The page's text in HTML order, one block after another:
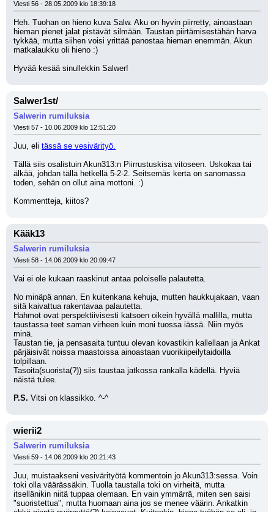
Viesti 56 - 28.05.2009 klo 18:39:18
Heh. Tuohan on hieno kuva Salw. Aku on hyvin piirretty, ainoastaan
hieman pienet jalat pistävät silmään. Taustan piirtämisestähän harva
tykkää, mutta siihen voisi yrittää panostaa hieman enemmän. Akun
matkalaukku oli hieno :)
Hyvää kesää sinullekkin Salwer!
Salwer1st/
Salwerin rumiluksia
Viesti 57 - 10.06.2009 klo 12:51:20
Juu, eli tässä se vesivärityö.
Tällä siis osalistuin Akun313:n Piirrustuskisa vitoseen. Uskokaa tai
älkää, johdan tällä hetkellä 5-2-2. Seitsemäs kerta on sanomassa
toden, sehän on ollut aina mottoni. :)
Kommentteja, kiitos?
Kääk13
Salwerin rumiluksia
Viesti 58 - 14.06.2009 klo 20:09:47
Vai ei ole kukaan raaskinut antaa poloiselle palautetta.
No minäpä annan. En kuitenkana kehuja, mutten haukkujakaan, vaan
sitä kaivattua rakentavaa palautetta.
Hahmot ovat perspektiivisesti katsoen oikein hyvällä mallilla, mutta
taustassa teet saman virheen kuin moni tuossa iässä. Niin myös
minä.
Taustan tie, ja pensasaita tuntuu olevan kovastikin kallellaan ja Ankat
pärjäisivät noissa maastoissa ainoastaan vuorikiipeilytaidoilla
tolpillaan.
Tasoita(suorista(?)) siis taustaa jatkossa rankalla kädellä. Hyviä
näistä tulee.
P.S. Vitsi on klassikko. ^-^
wierii2
Salwerin rumiluksia
Viesti 59 - 14.06.2009 klo 20:21:43
Juu, muistaakseni vesivärityötä kommentoin jo Akun313:sessa. Voin
toki olla väärässäkin. Tuolla taustalla toki on virheitä, mutta
itsellänikin niitä tuppaa olemaan. En vain ymmärrä, miten sen saisi
"suoristettua", mutta huomaan aina jos se menee väärin. Ankatkin